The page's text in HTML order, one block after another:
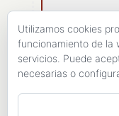
[recaptcha]
Utilizamos cookies
funcionamiento de la
servicios. Puede
necesarias o